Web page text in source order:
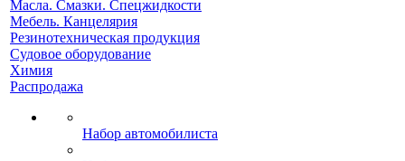
Масла. Смазки. Спецжидкости
Мебель. Канцелярия
Резинотехническая продукция
Судовое оборудование
Химия
Распродажа
Набор автомобилиста